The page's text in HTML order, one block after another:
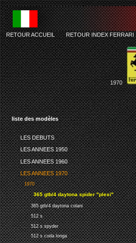
liste des modèles
LES DEBUTS
LES ANNEES 1950
LES ANNEES 1960
LES ANNEES 1970
1970
365 gtb/4 daytona spider "plexi"
365 gtb/4 daytona colani
512 s
512 s spyder
512 s coda longa
RETOUR ACCUEIL-RETOUR INDEX FERRARI
1970